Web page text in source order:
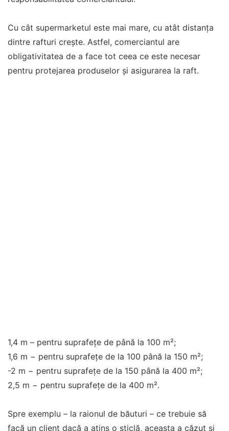
Cu cât supermarketul este mai mare, cu atât distanța
dintre rafturi crește. Astfel, comerciantul are
obligativitatea de a face tot ceea ce este necesar
pentru protejarea produselor și asigurarea la raft.
1,4 m – pentru suprafețe de până la 100 m²;
1,6 m − pentru suprafețe de la 100 până la 150 m²;
-2 m − pentru suprafețe de la 150 până la 400 m²;
2,5 m − pentru suprafețe de la 400 m².
Spre exemplu – la raionul de băuturi – ce trebuie să
facă un client dacă a atins o sticlă, aceasta a căzut și